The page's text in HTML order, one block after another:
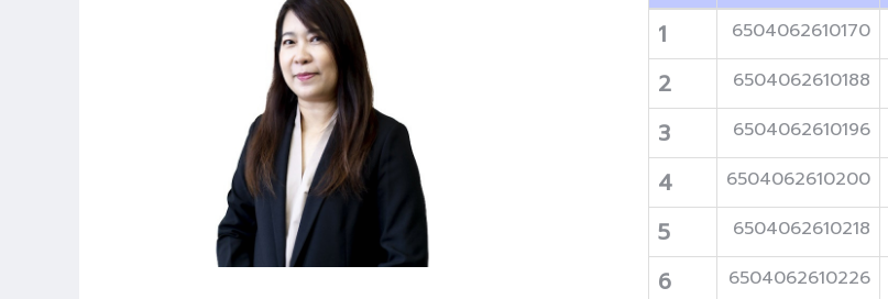
1 6504062610170
2 6504062610188
3 6504062610196
4 6504062610200
5 6504062610218
6 6504062610226